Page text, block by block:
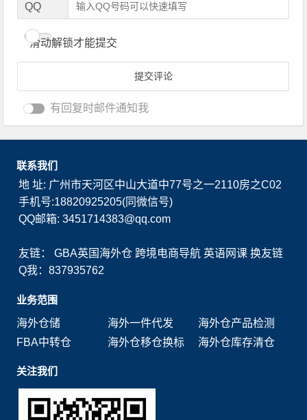
QQ
滑动解锁才能提交
有回复时邮件通知我
联系我们
地 址: 广州市天河区中山大道中77号之一2110房之C02
手机号:18820925205(同微信号)
QQ邮箱: 3451714383@qq.com
友链：GBA英国海外仓 跨境电商导航 英语网课 换友链
Q我：837935762
业务范围
海外仓储
海外一件代发
海外仓产品检测
FBA中转仓
海外仓移仓换标 海外仓库存清仓
关注我们